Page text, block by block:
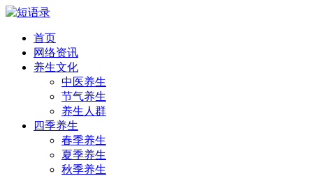
首页
网络资讯
养生文化
中医养生
节气养生
养生人群
四季养生
春季养生
夏季养生
秋季养生